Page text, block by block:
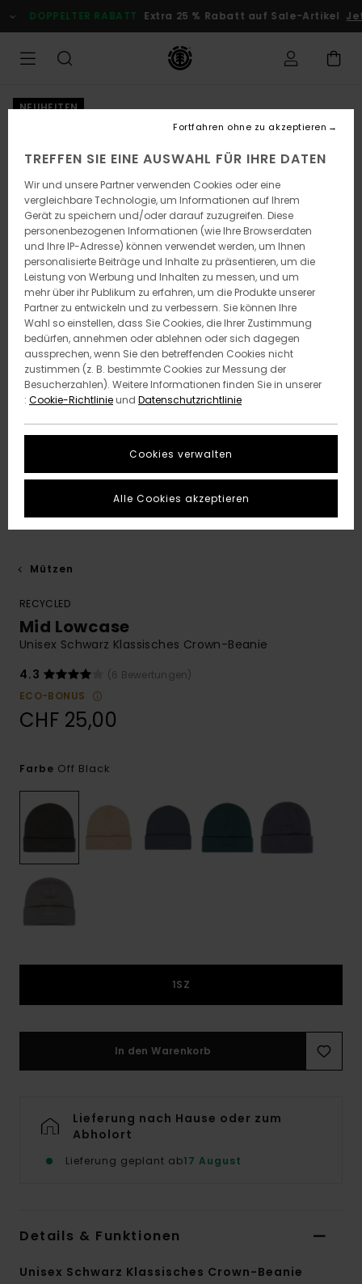
zur
Produktinformation
DOPPELTER RABATT Extra 25 % Rabatt auf Sale-Artikel
NEUHEITEN
Mützen
RECYCLED
Mid Lowcase
Unisex Schwarz Klassisches Crown-Beanie
4.3
(6 Bewertungen)
ECO-BONUS
CHF 25,00
Farbe Off Black
1SZ
In den Warenkorb
Lieferung nach Hause oder zum
Abholort
Lieferung geplant ab17 August
Details & Funktionen
Unisex Schwarz Klassisches Crown-Beanie
TREFFEN SIE EINE AUSWAHL FÜR IHRE DATEN
Wir und unsere Partner verwenden Cookies oder eine
vergleichbare Technologie, um Informationen auf Ihrem
Gerät zu speichern und/oder darauf zuzugreifen. Diese
personenbezogenen Informationen (wie Ihre Browserdaten
und Ihre IP-Adresse) können verwendet werden, um Ihnen
personalisierte Beiträge und Inhalte zu präsentieren, um die
Leistung von Werbung und Inhalten zu messen, und um
mehr über ihr Publikum zu erfahren, um die Produkte unserer
Partner zu entwickeln und zu verbessern. Sie können Ihre
Wahl so einstellen, dass Sie Cookies, die Ihrer Zustimmung
bedürfen, annehmen oder ablehnen oder sich dagegen
aussprechen, wenn Sie den betreffenden Cookies nicht
zustimmen (z. B. bestimmte Cookies zur Messung der
Besucherzahlen). Weitere Informationen finden Sie in unserer
: Cookie-Richtlinieund Datenschutzrichtlinie
Cookies verwalten
Fortfahren ohne zu akzeptieren
Alle Cookies akzeptieren